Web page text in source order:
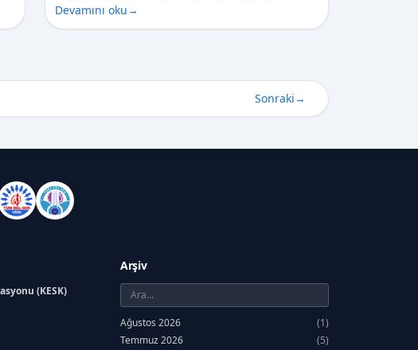
Devamını oku→
Sonraki→
(KESK)
Arşiv
Ağustos 2026
(1)
Temmuz 2026
(5)